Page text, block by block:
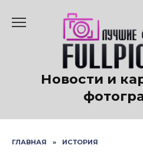
содержанию
Новости и
ГЛАВНАЯ » ИСТОРИЯ